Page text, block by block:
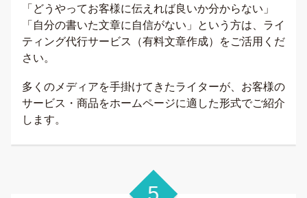
「どうやってお客様に伝えれば良いか分からない」
「自分の書いた文章に自信がない」という方は、ライ
ティング代行サービス（有料文章作成）をご活用くだ
さい。
多くのメディアを手掛けてきたライターが、お客様の
サービス・商品をホームページに適した形式でご紹介
します。